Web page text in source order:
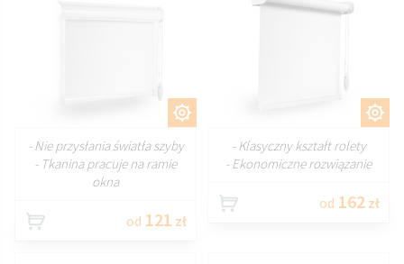
- Nie przysłania światła szyby
- Tkanina pracuje na ramie
okna
od 121 zł
- Klasyczny kształt rolety
- Ekonomiczne rozwiązanie
od 162 zł